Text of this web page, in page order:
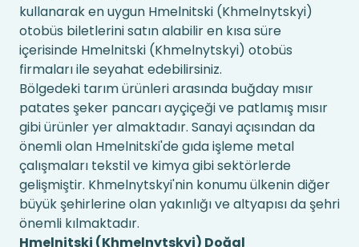
kullanarak en uygun Hmelnitski (Khmelnytskyi)
otobüs biletlerini satın alabilir en kısa süre
içerisinde Hmelnitski (Khmelnytskyi) otobüs
firmaları ile seyahat edebilirsiniz.
Bölgedeki tarım ürünleri arasında buğday mısır
patates şeker pancarı ayçiçeği ve patlamış mısır
gibi ürünler yer almaktadır. Sanayi açısından da
önemli olan Hmelnitski'de gıda işleme metal
çalışmaları tekstil ve kimya gibi sektörlerde
gelişmiştir. Khmelnytskyi'nin konumu ülkenin diğer
büyük şehirlerine olan yakınlığı ve altyapısı da şehri
önemli kılmaktadır.
Hmelnitski (Khmelnytskyi) Doğal